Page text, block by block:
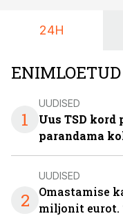
24H
ENIMLOETUD
1
UUDISED
Uus TSD
parandama
2
UUDISED
Omastamise
miljonit eurot.